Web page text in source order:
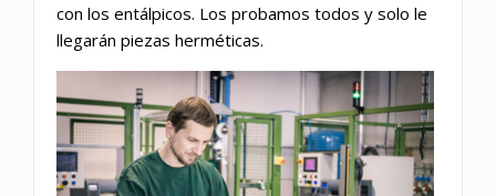
con los entálpicos. Los probamos todos y solo le
llegarán piezas herméticas.